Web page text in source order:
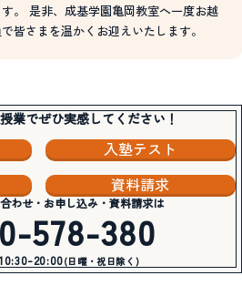
。 是非、成基学園亀岡教室へ一度お越
皆さまを温かくお迎えいたします。
業でぜひ実感してください！
入塾テスト
資料請求
わせ・お申し込み・資料請求は
578-380
20:00(日曜・祝日除く)